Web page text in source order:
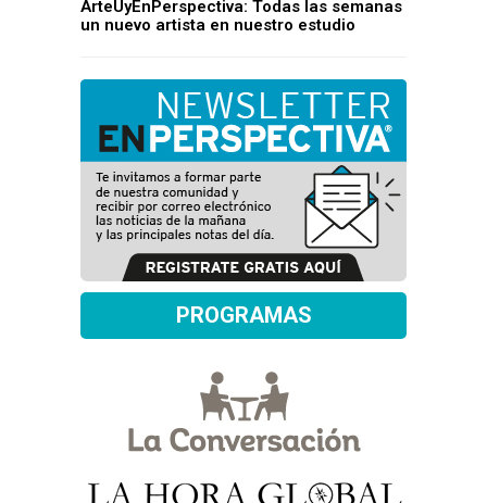
ArteUyEnPerspectiva: Todas las semanas
un nuevo artista en nuestro estudio
PROGRAMAS